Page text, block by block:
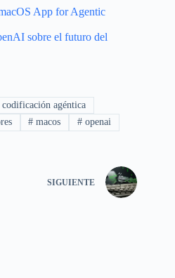
App for Agentic
sobre el futuro del
agéntica
# macos # openai
SIGUIENTE